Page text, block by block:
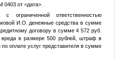
0403 от <дата>.
ограниченной ответственностью
И.О.
денежные средства в сумме
договору в сумме 4 572 руб.
в размере 500 рублей, штраф в
оплате услуг представителя в сумме